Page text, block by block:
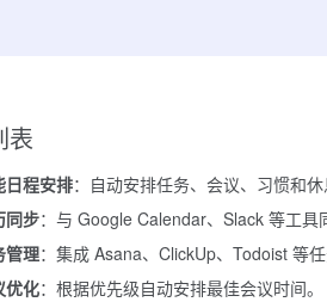
表
日程安排：自动安排任务、会议、习惯和休
同步：与 Google Calendar、Slack 等工具
管理：集成 Asana、ClickUp、Todoist 等任
优化：根据优先级自动安排最佳会议时间。